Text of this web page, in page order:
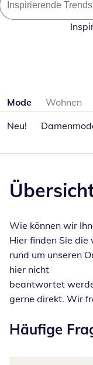
Produktkategorien
Mode Wohnen
Neu!
Wie können wir
Hier finden Sie die
rund um unseren
hier nicht
beantwortet
gerne direkt. Wir
Häufige